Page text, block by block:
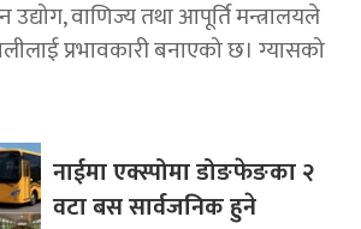
वाणिज्य तथा आपूर्ति मन्त्रालयले
प्रभावकारी बनाएको छ। ग्यासको
नाईमा एक्स्पोमा डोङफेङका २
वटा बस सार्वजनिक हुने